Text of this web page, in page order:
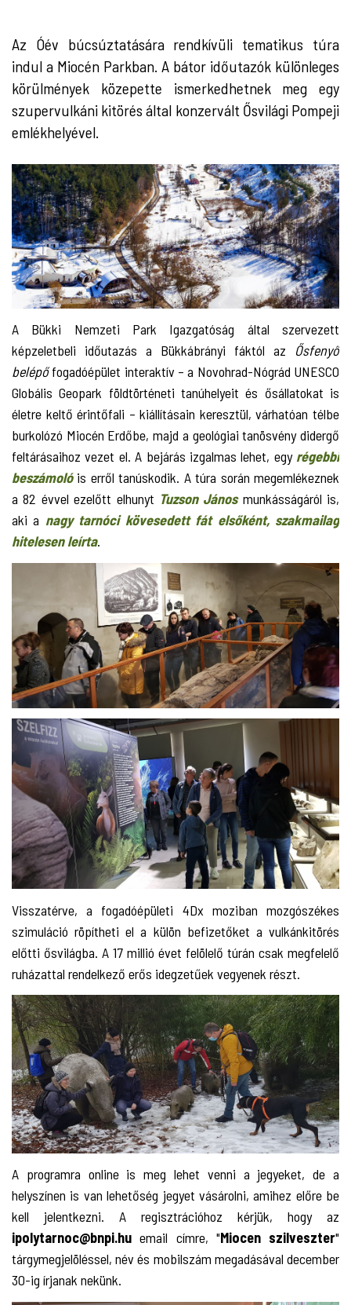
Az Óév búcsúztatására rendkívüli tematikus túra
indul a Miocén Parkban. A bátor időutazók különleges
körülmények közepette ismerkedhetnek meg egy
szupervulkáni kitörés által konzervált Ősvilági Pompeji
emlékhelyével.
A Bükki Nemzeti Park Igazgatóság által szervezett
képzeletbeli időutazás a Bükkábrányi fáktól az Ősfenyő
belépőfogadóépület interaktív – a Novohrad-Nógrád UNESCO
Globális Geopark földtörténeti tanúhelyeit és ősállatokat is
életre keltő érintőfali – kiállításain keresztül, várhatóan télbe
burkolózó Miocén Erdőbe, majd a geológiai tanösvény didergő
feltárásaihoz vezet el. A bejárás izgalmas lehet, egy régebbi
beszámolóis erről tanúskodik. A túra során megemlékeznek
a 82 évvel ezelőtt elhunyt Tuzson Jánosmunkásságáról is,
aki a nagy tarnóci kövesedett fát elsőként, szakmailag
hitelesen leírta.
Visszatérve, a fogadóépületi 4Dx moziban mozgószékes
szimuláció röpítheti el a külön befizetőket a vulkánkitörés
előtti ősvilágba. A 17 millió évet felölelő túrán csak megfelelő
ruházattal rendelkező erős idegzetűek vegyenek részt.
A programra online is meg lehet venni a jegyeket, de a
helyszínen is van lehetőség jegyet vásárolni, amihez előre be
kell jelentkezni. A regisztrációhoz kérjük, hogy az
ipolytarnoc@bnpi.hu email címre, "Miocen szilveszter"
tárgymegjelöléssel, név és mobilszám megadásával december
30-ig írjanak nekünk.